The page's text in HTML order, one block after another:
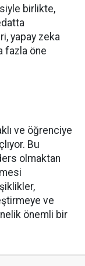
birlikte,
yapay zeka
fazla öne
ve öğrenciye
Bu
olmaktan
ve
önemli bir